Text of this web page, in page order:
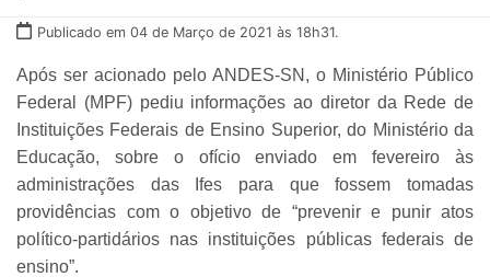
Publicado em 04 de Março de 2021 às 18h31.
Após ser acionado pelo ANDES-SN, o Ministério Público
Federal (MPF) pediu informações ao diretor da Rede de
Instituições Federais de Ensino Superior, do Ministério da
Educação, sobre o ofício enviado em fevereiro às
administrações das Ifes para que fossem tomadas
providências com o objetivo de “prevenir e punir atos
político-partidários nas instituições públicas federais de
ensino”.